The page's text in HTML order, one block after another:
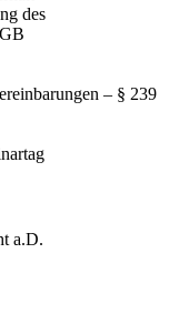
des
– § 239
a.D.